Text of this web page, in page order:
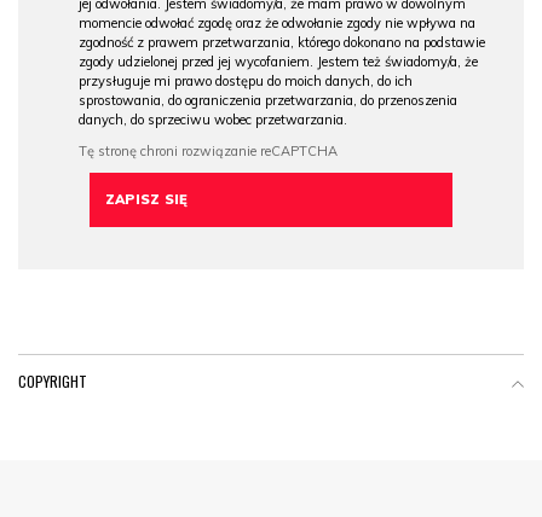
jej odwołania. Jestem świadomy/a, że mam prawo w dowolnym
momencie odwołać zgodę oraz że odwołanie zgody nie wpływa na
zgodność z prawem przetwarzania, którego dokonano na podstawie
zgody udzielonej przed jej wycofaniem. Jestem też świadomy/a, że
przysługuje mi prawo dostępu do moich danych, do ich
sprostowania, do ograniczenia przetwarzania, do przenoszenia
danych, do sprzeciwu wobec przetwarzania.
COPYRIGHT